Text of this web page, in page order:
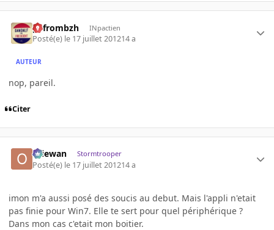
pyfrombzh INpactien
Posté(e) le 17 juillet 201214 a
AUTEUR
nop, pareil.
Citer
Oliewan Stormtrooper
Posté(e) le 17 juillet 201214 a
imon m'a aussi posé des soucis au debut. Mais l'appli n'etait
pas finie pour Win7. Elle te sert pour quel périphérique ?
Dans mon cas c'etait mon boitier.